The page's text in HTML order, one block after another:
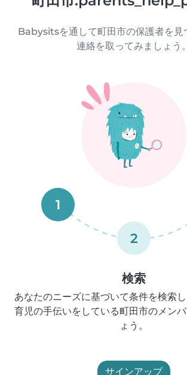
Babysitsを通して町田市の保護者を見
連絡を取ってみましょう。
1
2
検索
あなたのニーズに基づいて条件を検索
育児の手伝いをしている町田市のメン
ょう。
サインアップ